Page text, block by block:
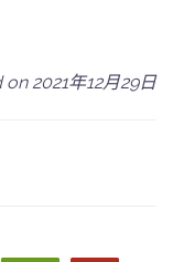
2021年12月29日